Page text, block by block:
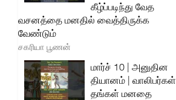
கீழ்ப்படிந்து வேத
வசனத்தை மனதில் வைத்திருக்க
வேண்டும்
சகரியா பூணன்
மார்ச் 10 | அனுதின
தியானம் | வாலிபர்கள்
தங்கள் மனதை